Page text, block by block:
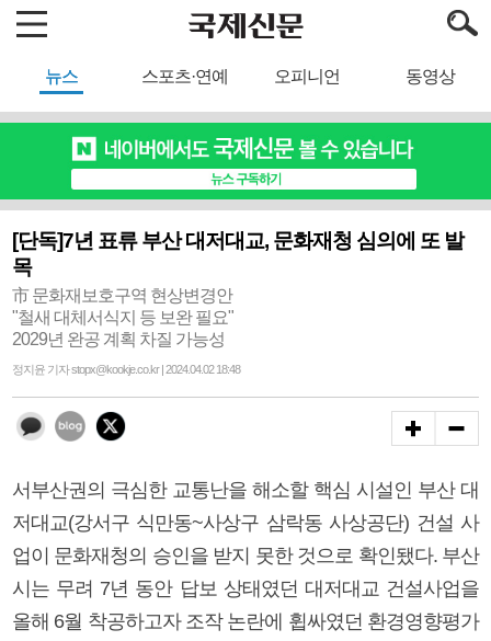
뉴스 스포츠·연예 오피니언 동영상
[단독]7년 표류 부산 대저대교, 문화재청 심의에 또 발
목
市 문화재보호구역 현상변경안
"철새 대체서식지 등 보완 필요"
2029년 완공 계획 차질 가능성
정지윤 기자 stopx@kookje.co.kr | 2024.04.02 18:48
서부산권의 극심한 교통난을 해소할 핵심 시설인 부산 대
저대교(강서구 식만동~사상구 삼락동 사상공단) 건설 사
업이 문화재청의 승인을 받지 못한 것으로 확인됐다. 부산
시는 무려 7년 동안 답보 상태였던 대저대교 건설사업을
올해 6월 착공하고자 조작 논란에 휩싸였던 환경영향평가